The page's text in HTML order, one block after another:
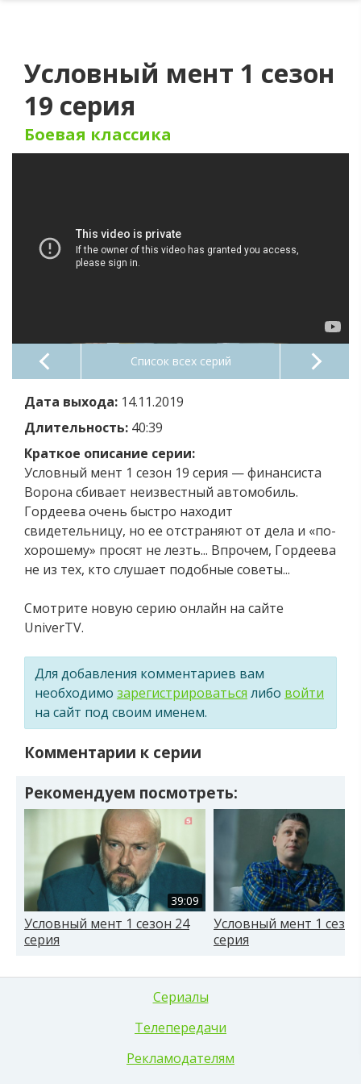
Условный мент 1 сезон
19 серия
Боевая классика
Список всех серий
Дата выхода: 14.11.2019
Длительность: 40:39
Краткое описание серии:
Условный мент 1 сезон 19 серия — финансиста
Ворона сбивает неизвестный автомобиль.
Гордеева очень быстро находит
свидетельницу, но ее отстраняют от дела и «по-
хорошему» просят не лезть... Впрочем, Гордеева
не из тех, кто слушает подобные советы...
Смотрите новую серию онлайн на сайте
UniverTV.
Для добавления комментариев вам
необходимо зарегистрироваться либо войти
на сайт под своим именем.
Комментарии к серии
Рекомендуем посмотреть:
39:09
Условный мент 1 сезон 24
серия
Условный мент 1
серия
Сериалы
Телепередачи
Рекламодателям